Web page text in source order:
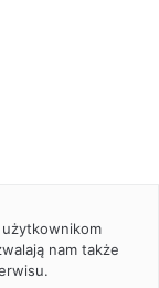
nam także